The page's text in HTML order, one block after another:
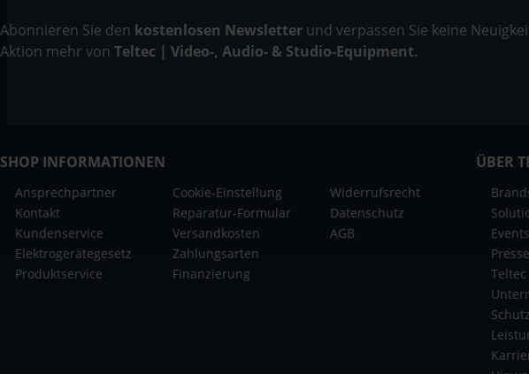
Abonnieren Sie den kostenlosen Newsletter und verpassen Sie keine
Aktion mehr von Teltec | Video-, Audio- & Studio-Equipment.
SHOP INFORMATIONEN
Ansprechpartner
Kontakt
Kundenservice
Elektrogerätegesetz
Produktservice
Cookie-Einstellung
Reparatur-Formular
Versandkosten
Zahlungsarten
Finanzierung
Widerrufsrecht
Datenschutz
AGB
ÜBER